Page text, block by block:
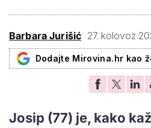
Barbara Jurišić 27. kolovoz
Dodajte Mirovina.hr kao
Josip (77) je, kako